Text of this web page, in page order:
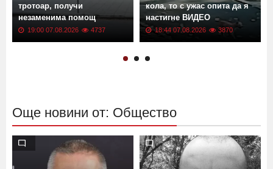
тротоар, получи
незаменима помощ
19:00 07.08.2026 4737
кола, то с ужас опита да я
настигне ВИДЕО
18:44 07.08.2026 3870
Още новини от: Общество